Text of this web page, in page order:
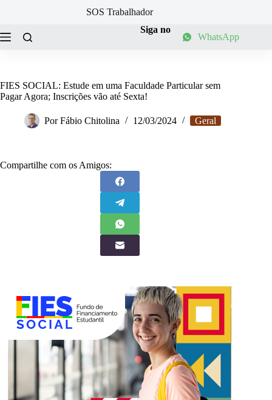
conteúdo
SOS Trabalhador
Siga no
WhatsApp
FIES SOCIAL: Estude em uma Faculdade Particular sem
Pagar Agora; Inscrições vão até Sexta!
Por Fábio Chitolina 12/03/2024 Geral
Compartilhe com os Amigos: